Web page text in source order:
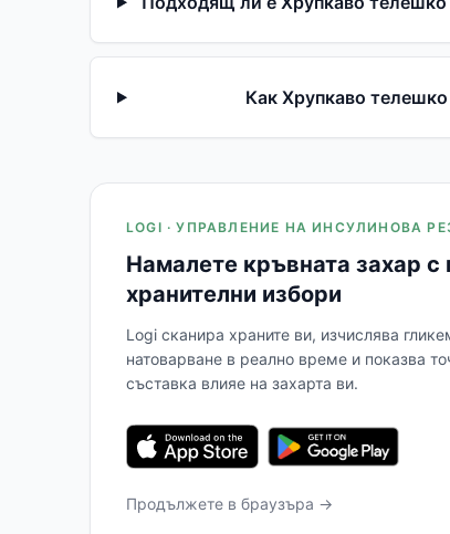
Как Хрупкаво телешко
LOGI · УПРАВЛЕНИЕ НА ИНСУЛИНОВА
Намалете кръвната захар с
хранителни избори
Logi сканира храните ви, изчислява
натоварване в реално време и показва
съставка влияе на захарта ви.
Продължете в браузъра →